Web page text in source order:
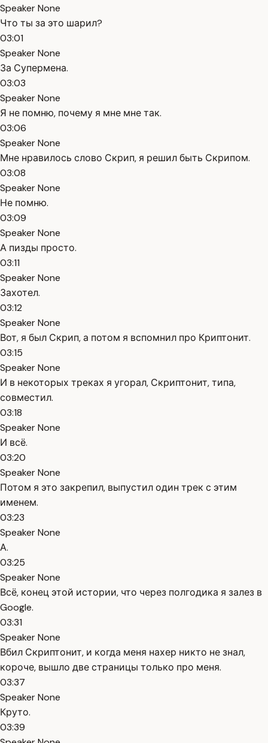
Speaker None
Что ты за это шарил?
03:01
Speaker None
За Супермена.
03:03
Speaker None
Я не помню, почему я мне мне так.
03:06
Speaker None
Мне нравилось слово Скрип, я решил быть Скрипом.
03:08
Speaker None
Не помню.
03:09
Speaker None
А пизды просто.
03:11
Speaker None
Захотел.
03:12
Speaker None
Вот, я был Скрип, а потом я вспомнил про Криптонит.
03:15
Speaker None
И в некоторых треках я угорал, Скриптонит, типа,
совместил.
03:18
Speaker None
И всё.
03:20
Speaker None
Потом я это закрепил, выпустил один трек с этим
именем.
03:23
Speaker None
А.
03:25
Speaker None
Всё, конец этой истории, что через полгодика я залез в
Google.
03:31
Speaker None
Вбил Скриптонит, и когда меня нахер никто не знал,
короче, вышло две страницы только про меня.
03:37
Speaker None
Круто.
03:39